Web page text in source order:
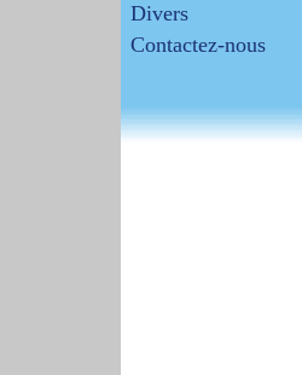
Divers
Contactez-nous